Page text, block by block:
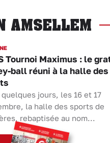
AMSELLEM
Tournoi Maximus : le
ball réuni à la halle des
quelques jours, les 16 et 17
la halle des sports de
rebaptisée au nom...